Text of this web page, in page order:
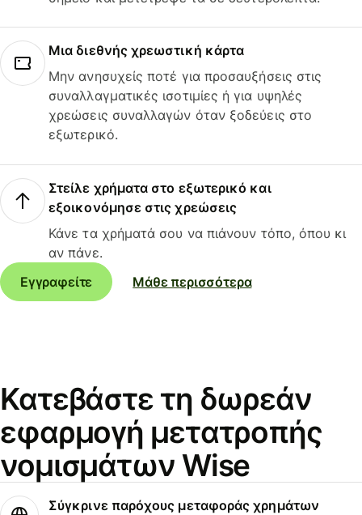
Μια διεθνής χρεωστική κάρτα
Μην ανησυχείς ποτέ για προσαυξήσεις στις
συναλλαγματικές ισοτιμίες ή για υψηλές
χρεώσεις συναλλαγών όταν ξοδεύεις στο
εξωτερικό.
Στείλε χρήματα στο εξωτερικό και
εξοικονόμησε στις χρεώσεις
Κάνε τα χρήματά σου να πιάνουν τόπο, όπου κι
αν πάνε.
Εγγραφείτε
Μάθε περισσότερα
Κατεβάστε τη δωρεάν
εφαρμογή μετατροπής
νομισμάτων Wise
Σύγκρινε παρόχους μεταφοράς χρημάτων